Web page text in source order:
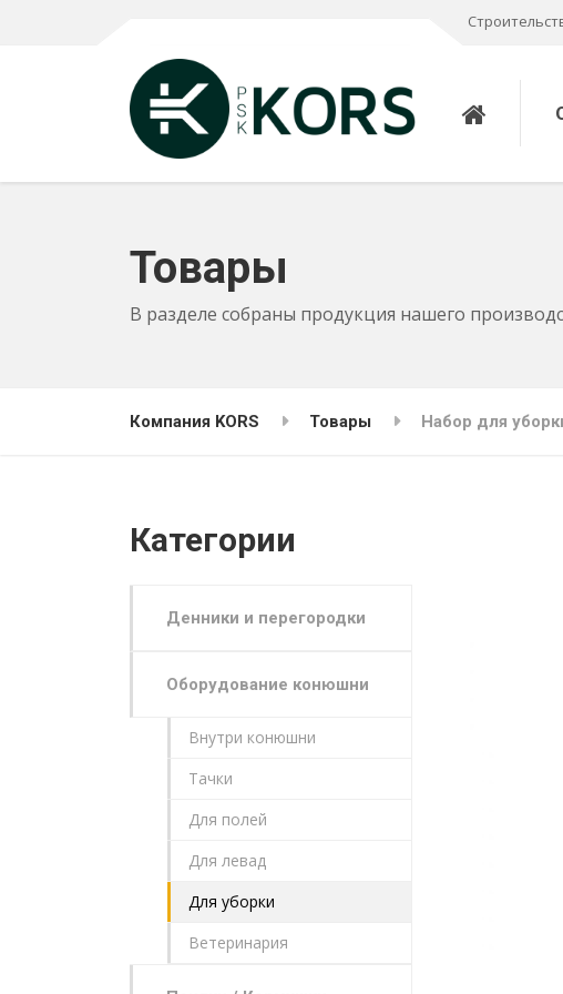
Товары
В разделе собраны продукция нашего
Компания KORS Товары Набор для
Категории
Денники и перегородки
Оборудование конюшни
Внутри конюшни
Тачки
Для полей
Для левад
Для уборки
Ветеринария